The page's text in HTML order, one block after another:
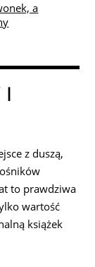
a
I
z duszą,
to prawdziwa
wartość
książek